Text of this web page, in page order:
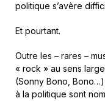
politique s’avère
Et pourtant.
Outre les – rares –
« rock » au sens
(Sonny Bono,
à la politique sont